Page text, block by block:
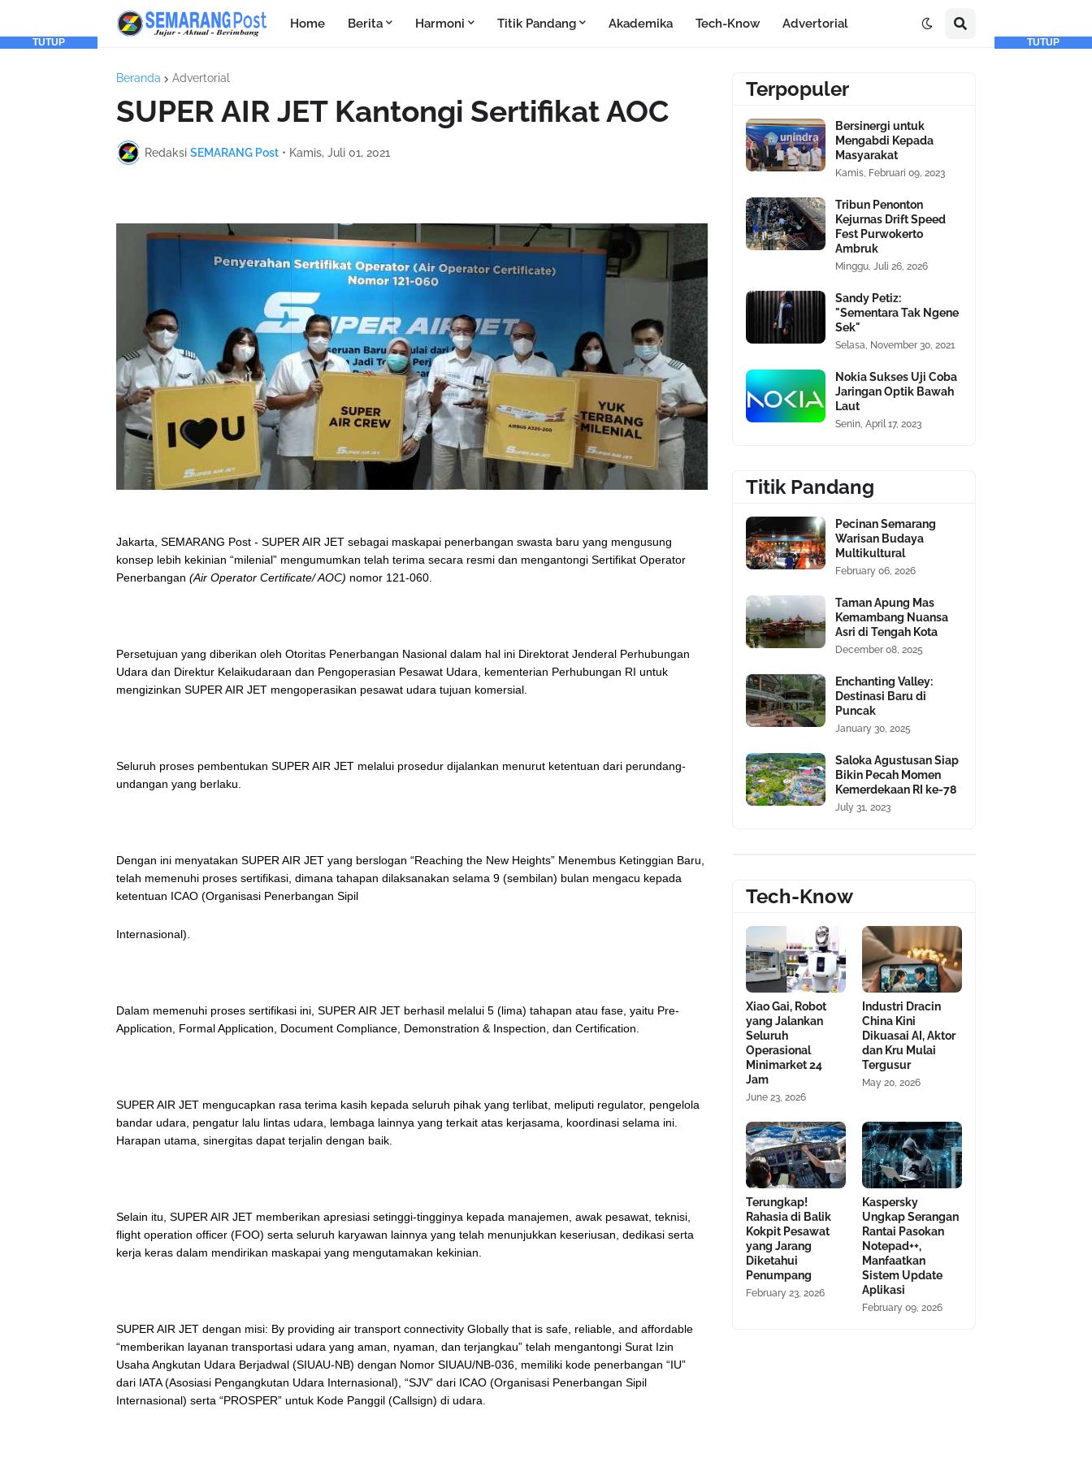
Home Berita Harmoni Titik Pandang Akademika Tech-Know Advertorial
Beranda Advertorial
SUPER AIR JET Kantongi Sertifikat AOC
Redaksi SEMARANG Post • Kamis, Juli 01, 2021
Jakarta, SEMARANG Post - SUPER AIR JET sebagai maskapai penerbangan swasta baru yang mengusung
konsep lebih kekinian “milenial” mengumumkan telah terima secara resmi dan mengantongi Sertifikat Operator
Penerbangan (Air Operator Certificate/ AOC) nomor 121-060.
Persetujuan yang diberikan oleh Otoritas Penerbangan Nasional dalam hal ini Direktorat Jenderal Perhubungan
Udara dan Direktur Kelaikudaraan dan Pengoperasian Pesawat Udara, kementerian Perhubungan RI untuk
mengizinkan SUPER AIR JET mengoperasikan pesawat udara tujuan komersial.
Seluruh proses pembentukan SUPER AIR JET melalui prosedur dijalankan menurut ketentuan dari perundang-
undangan yang berlaku.
Dengan ini menyatakan SUPER AIR JET yang berslogan “Reaching the New Heights” Menembus Ketinggian Baru,
telah memenuhi proses sertifikasi, dimana tahapan dilaksanakan selama 9 (sembilan) bulan mengacu kepada
ketentuan ICAO (Organisasi Penerbangan Sipil
Internasional).
Dalam memenuhi proses sertifikasi ini, SUPER AIR JET berhasil melalui 5 (lima) tahapan atau fase, yaitu Pre-
Application, Formal Application, Document Compliance, Demonstration & Inspection, dan Certification.
SUPER AIR JET mengucapkan rasa terima kasih kepada seluruh pihak yang terlibat, meliputi regulator, pengelola
bandar udara, pengatur lalu lintas udara, lembaga lainnya yang terkait atas kerjasama, koordinasi selama ini.
Harapan utama, sinergitas dapat terjalin dengan baik.
Selain itu, SUPER AIR JET memberikan apresiasi setinggi-tingginya kepada manajemen, awak pesawat, teknisi,
flight operation officer (FOO) serta seluruh karyawan lainnya yang telah menunjukkan keseriusan, dedikasi serta
kerja keras dalam mendirikan maskapai yang mengutamakan kekinian.
SUPER AIR JET dengan misi: By providing air transport connectivity Globally that is safe, reliable, and affordable
“memberikan layanan transportasi udara yang aman, nyaman, dan terjangkau” telah mengantongi Surat Izin
Usaha Angkutan Udara Berjadwal (SIUAU-NB) dengan Nomor SIUAU/NB-036, memiliki kode penerbangan “IU”
dari IATA (Asosiasi Pengangkutan Udara Internasional), “SJV” dari ICAO (Organisasi Penerbangan Sipil
Internasional) serta “PROSPER” untuk Kode Panggil (Callsign) di udara.
Terpopuler
Bersinergi untuk
Mengabdi Kepada
Masyarakat
Kamis, Februari 09, 2023
Tribun Penonton
Kejurnas Drift Speed
Fest Purwokerto
Ambruk
Minggu, Juli 26, 2026
Sandy Petiz:
"Sementara Tak Ngene
Sek"
Selasa, November 30, 2021
Nokia Sukses Uji Coba
Jaringan Optik Bawah
Laut
Senin, April 17, 2023
Titik Pandang
Pecinan Semarang
Warisan Budaya
Multikultural
February 06, 2026
Taman Apung Mas
Kemambang Nuansa
Asri di Tengah Kota
December 08, 2025
Enchanting Valley:
Destinasi Baru di
Puncak
January 30, 2025
Saloka Agustusan Siap
Bikin Pecah Momen
Kemerdekaan RI ke-78
July 31, 2023
Tech-Know
Xiao Gai, Robot
yang Jalankan
Seluruh
Operasional
Minimarket 24
Jam
June 23, 2026
Industri Dracin
China Kini
Dikuasai AI, Aktor
dan Kru Mulai
Tergusur
May 20, 2026
Terungkap!
Rahasia di Balik
Kokpit Pesawat
yang Jarang
Diketahui
Penumpang
February 23, 2026
Kaspersky
Ungkap Serangan
Rantai Pasokan
Notepad++,
Manfaatkan
Sistem Update
Aplikasi
February 09, 2026
TUTUP TUTUP